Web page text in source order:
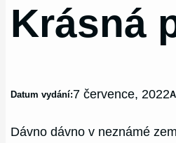
Krásná
Datum vydání:7 července, 2022
Dávno dávno v neznámé